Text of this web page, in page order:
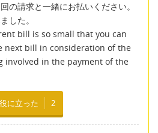
の請求と一緒にお払いください。
した。
bill is so small that you can
next bill in consideration of the
involved in the payment of the
役に立った 2